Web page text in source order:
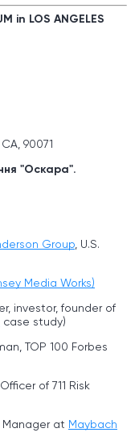
in LOS ANGELES
90071
"Оскара".
Group , U.S.
Media Works)
investor, founder of
case study)
TOP 100 Forbes
of 711 Risk
at Maybach